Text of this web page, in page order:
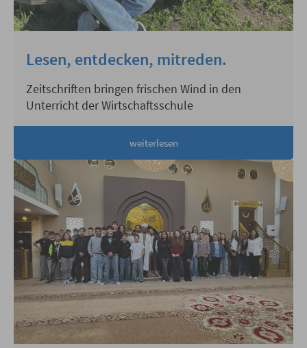
Lesen, entdecken, mitreden.
Zeitschriften bringen frischen Wind in den
Unterricht der Wirtschaftsschule
weiterlesen